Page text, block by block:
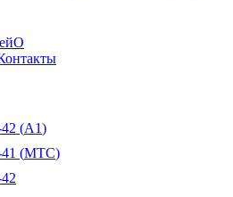
О
(A1)
(МТС)